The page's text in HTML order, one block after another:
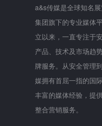
a&s传媒是全球知名
集团旗下的专业媒体
立以来，一直专注于
产品、技术及市场趋
牌服务。从安全管理
媒拥有首屈一指的国
丰富的媒体经验，提
整合营销服务。